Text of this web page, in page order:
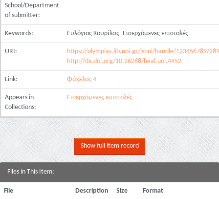
School/Department
of submitter:
Keywords: Ευλόγιος Κουρίλας- Εισερχόμενες επιστολές
URI:
https://olympias.lib.uoi.gr/jspui/handle/123456789/
http://dx.doi.org/10.26268/heal.uoi.4452
Link: Φάκελος 4
Appears in
Collections:
Εισερχόμενες επιστολές
Show full item record
Files in This Item:
File Description Size Format